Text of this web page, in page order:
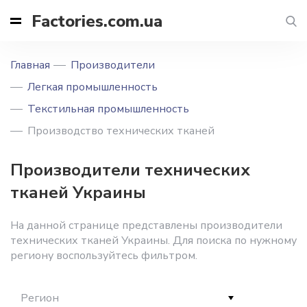
Factories.com.ua
Главная
Производители
Легкая промышленность
Текстильная промышленность
Производство технических тканей
Производители технических
тканей Украины
На данной странице представлены производители
технических тканей Украины. Для поиска по нужному
региону воспользуйтесь фильтром.
Регион